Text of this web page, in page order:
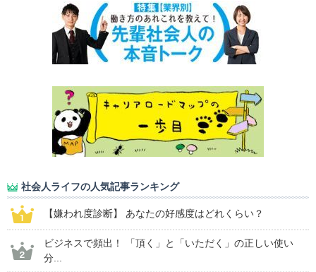
社会人ライフの人気記事ランキング
【嫌われ度診断】 あなたの好感度はどれくらい？
ビジネスで頻出！ 「頂く」と「いただく」の正しい使い
分...